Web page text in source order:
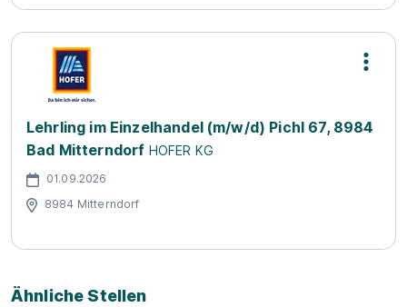
Lehrling im Einzelhandel (m/w/d) Pichl 67, 8984
Bad Mitterndorf HOFER KG
01.09.2026
8984 Mitterndorf
Ähnliche Stellen